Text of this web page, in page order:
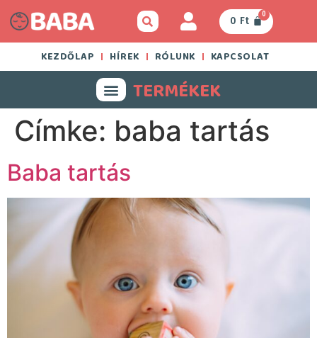
0 Ft
0
KEZDŐLAP HÍREK RÓLUNK KAPCSOLAT
TERMÉKEK
Címke: baba tartás
Baba tartás